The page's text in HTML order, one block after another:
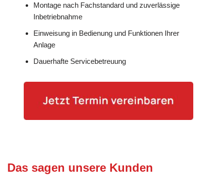
Montage nach Fachstandard und zuverlässige
Inbetriebnahme
Einweisung in Bedienung und Funktionen Ihrer
Anlage
Dauerhafte Servicebetreuung
Das sagen unsere Kunden